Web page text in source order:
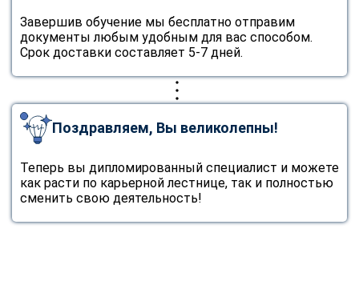
Завершив обучение мы бесплатно отправим
документы любым удобным для вас способом.
Срок доставки составляет 5-7 дней.
Поздравляем, Вы великолепны!
Теперь вы дипломированный специалист и можете
как расти по карьерной лестнице, так и полностью
сменить свою деятельность!